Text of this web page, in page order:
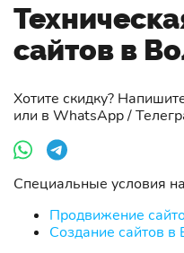
сайтов в
Хотите скидку?
или в WhatsApp /
Специальные условия
Продвижение
Создание сайтов